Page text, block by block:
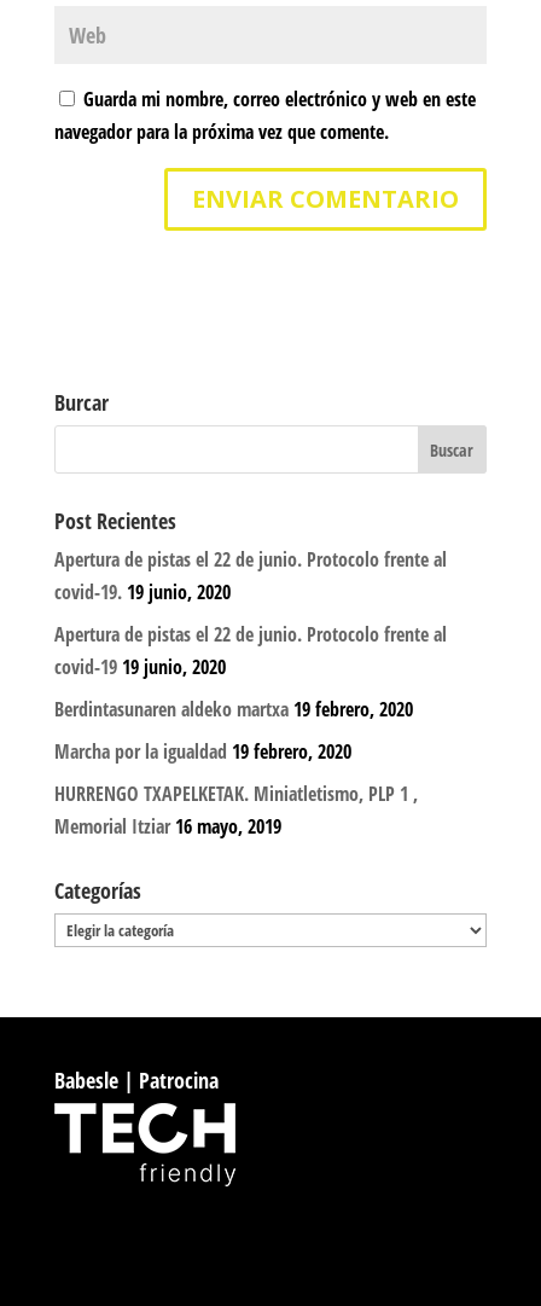
Guarda mi nombre, correo electrónico y web en este
navegador para la próxima vez que comente.
Burcar
Post Recientes
Apertura de pistas el 22 de junio. Protocolo frente al
covid-19. 19 junio, 2020
Apertura de pistas el 22 de junio. Protocolo frente al
covid-19 19 junio, 2020
Berdintasunaren aldeko martxa 19 febrero, 2020
Marcha por la igualdad 19 febrero, 2020
HURRENGO TXAPELKETAK. Miniatletismo, PLP 1 ,
Memorial Itziar 16 mayo, 2019
Categorías
Categorías
Babesle | Patrocina